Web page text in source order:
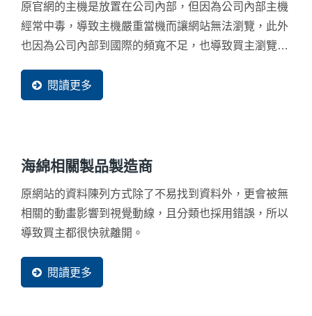
原官網的主機是放置在公司內部，但因為公司內部主機
經常中毒，導致主機嚴重當機而讓網站無法瀏覽，此外
也因為公司內部到國際的頻寬不足，也導致買主瀏覽相
閱讀更多
海綿相關製品製造商
原網站的資料陳列方式除了不易找到資料外，更會被無
相關的動畫影響到視覺動線，且分類也採用錯誤，所以
導致買主都很快就離開。
閱讀更多